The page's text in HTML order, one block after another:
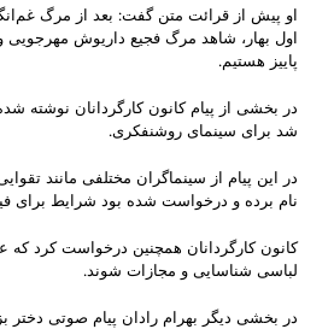
او پیش از قرائت متن گفت: بعد از مرگ
اول بهار، شاهد مرگ فجیع داریوش مهرجویی
پاییز هستیم.
در بخشی از پیام کانون کارگردانان نوشته
شد برای سینمای روشنفکری.
در این پیام از سینماگران مختلفی مانند
نام برده و درخواست شده بود شرایط برای
کانون کارگردانان همچنین درخواست کرد که
لباسی شناسایی و مجازات شوند.
در بخشی دیگر بهرام رادان پیام صوتی دختر